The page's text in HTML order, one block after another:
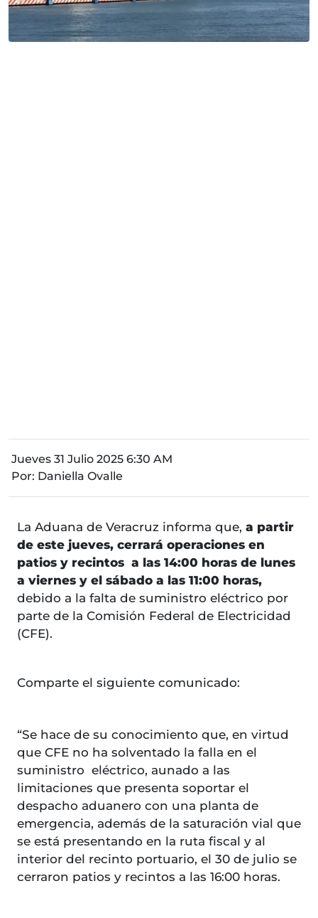
Jueves 31 Julio 2025 6:30 AM
Por: Daniella Ovalle
La Aduana de Veracruz informa que, a partir
de este jueves, cerrará operaciones en
patios y recintos a las 14:00 horas de lunes
a viernes y el sábado a las 11:00 horas,
debido a la falta de suministro eléctrico por
parte de la Comisión Federal de Electricidad
(CFE).
Comparte el siguiente comunicado:
“Se hace de su conocimiento que, en virtud
que CFE no ha solventado la falla en el
suministro eléctrico, aunado a las
limitaciones que presenta soportar el
despacho aduanero con una planta de
emergencia, además de la saturación vial que
se está presentando en la ruta fiscal y al
interior del recinto portuario, el 30 de julio se
cerraron patios y recintos a las 16:00 horas.